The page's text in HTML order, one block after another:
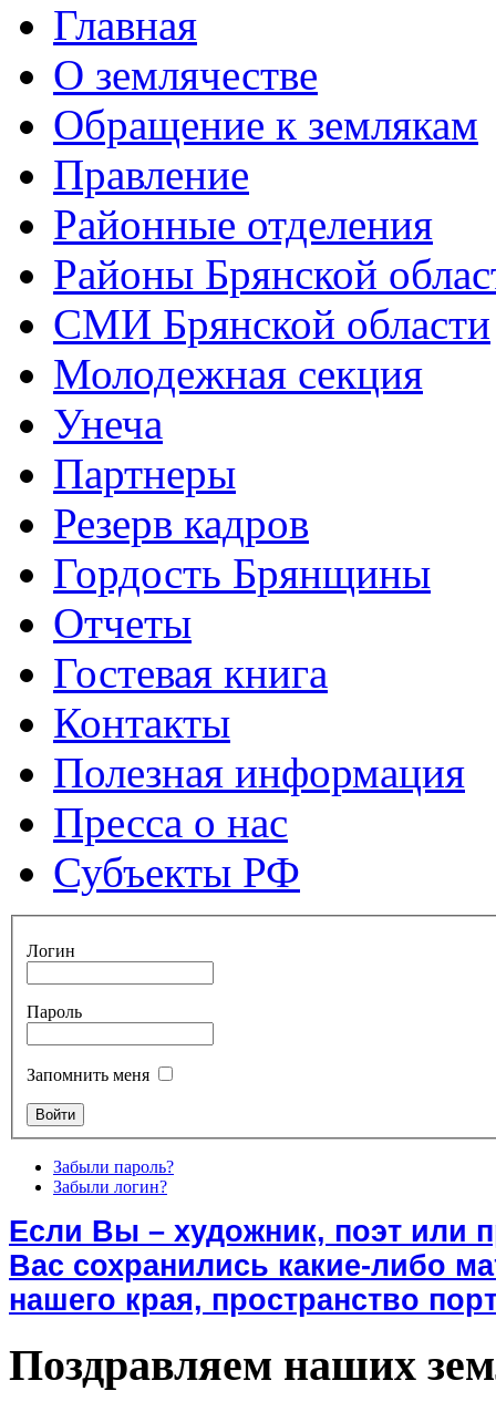
Главная
О землячестве
Обращение к землякам
Правление
Районные отделения
Районы Брянской
СМИ Брянской области
Молодежная секция
Унеча
Партнеры
Резерв кадров
Гордость Брянщины
Отчеты
Гостевая книга
Контакты
Полезная информация
Пресса о нас
Субъекты РФ
Логин
Пароль
Запомнить меня
Забыли пароль?
Забыли логин?
Если Вы – художник, поэт или
Вас сохранились какие-либо
нашего края, пространство
Поздравляем наших